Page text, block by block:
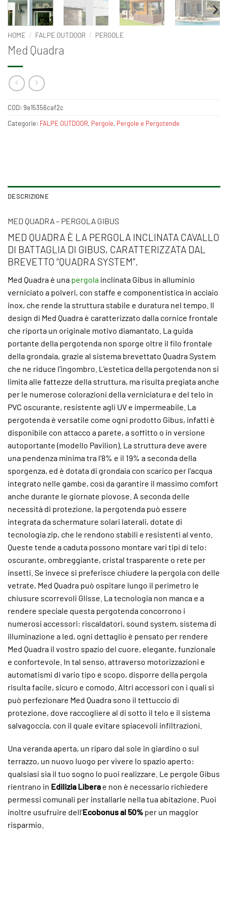
HOME / FALPE OUTDOOR / PERGOLE
Med Quadra
COD: 9e15356caf2c
Categorie: FALPE OUTDOOR, Pergole, Pergole e Pergotende
DESCRIZIONE
MED QUADRA – PERGOLA GIBUS
MED QUADRA È LA PERGOLA INCLINATA CAVALLO
DI BATTAGLIA DI GIBUS, CARATTERIZZATA DAL
BREVETTO “QUADRA SYSTEM”.
Med Quadra è una pergola inclinata Gibus in alluminio
verniciato a polveri, con staffe e componentistica in acciaio
inox, che rende la struttura stabile e duratura nel tempo. Il
design di Med Quadra è caratterizzato dalla cornice frontale
che riporta un originale motivo diamantato. La guida
portante della pergotenda non sporge oltre il filo frontale
della grondaia, grazie al sistema brevettato Quadra System
che ne riduce l’ingombro. L’estetica della pergotenda non si
limita alle fattezze della struttura, ma risulta pregiata anche
per le numerose colorazioni della verniciatura e del telo in
PVC oscurante, resistente agli UV e impermeabile. La
pergotenda è versatile come ogni prodotto Gibus, infatti è
disponibile con attacco a parete, a soffitto o in versione
autoportante (modello Pavilion). La struttura deve avere
una pendenza minima tra l’8% e il 19% a seconda della
sporgenza, ed è dotata di grondaia con scarico per l’acqua
integrato nelle gambe, così da garantire il massimo comfort
anche durante le giornate piovose. A seconda delle
necessità di protezione, la pergotenda può essere
integrata da schermature solari laterali, dotate di
tecnologia zip, che le rendono stabili e resistenti al vento.
Queste tende a caduta possono montare vari tipi di telo:
oscurante, ombreggiante, cristal trasparente o rete per
insetti. Se invece si preferisce chiudere la pergola con delle
vetrate, Med Quadra può ospitare lungo il perimetro le
chiusure scorrevoli Glisse. La tecnologia non manca e a
rendere speciale questa pergotenda concorrono i
numerosi accessori: riscaldatori, sound system, sistema di
illuminazione a led, ogni dettaglio è pensato per rendere
Med Quadra il vostro spazio del cuore, elegante, funzionale
e confortevole. In tal senso, attraverso motorizzazioni e
automatismi di vario tipo e scopo, disporre della pergola
risulta facile, sicuro e comodo. Altri accessori con i quali si
può perfezionare Med Quadra sono il tettuccio di
protezione, dove raccogliere al di sotto il telo e il sistema
salvagoccia, con il quale evitare spiacevoli infiltrazioni.
Una veranda aperta, un riparo dal sole in giardino o sul
terrazzo, un nuovo luogo per vivere lo spazio aperto:
qualsiasi sia il tuo sogno lo puoi realizzare. Le pergole Gibus
rientrano in Edilizia Libera e non è necessario richiedere
permessi comunali per installarle nella tua abitazione. Puoi
inoltre usufruire dell’Ecobonus al 50% per un maggior
risparmio.